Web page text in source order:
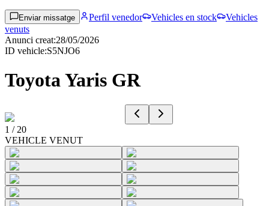
Enviar missatge Perfil venedor Vehicles en stock
Vehicles
venuts
Anunci creat:28/05/2026
ID vehicle:S5NJO6
Toyota Yaris GR
1 / 20
VEHICLE VENUT